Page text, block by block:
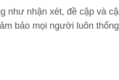
như nhận xét, đề cập và
bảo mọi người luôn